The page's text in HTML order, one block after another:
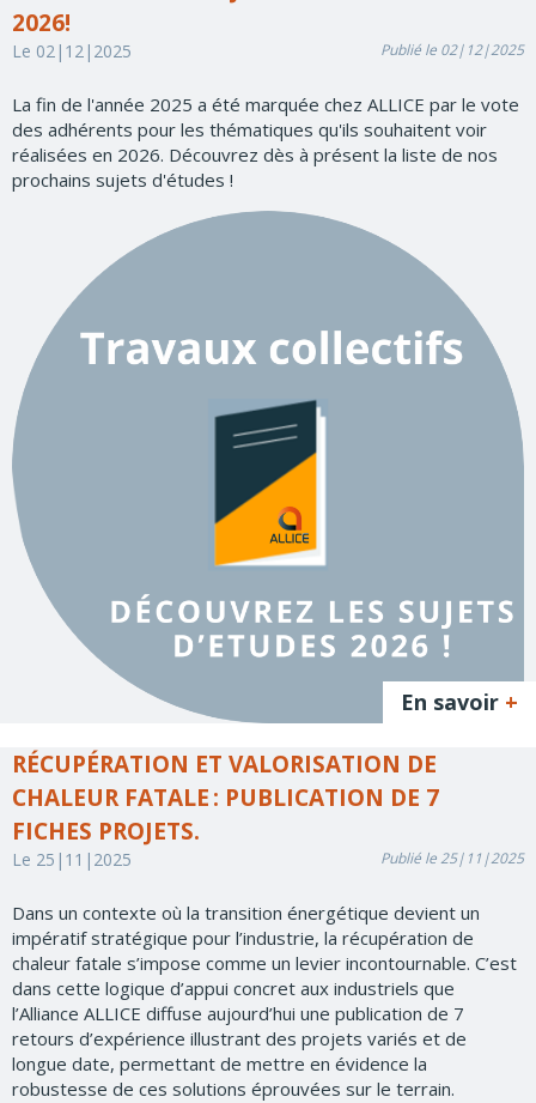
2026!
Le 02|12|2025 Publié le 02|12|2025
La fin de l'année 2025 a été marquée chez ALLICE par le vote
des adhérents pour les thématiques qu'ils souhaitent voir
réalisées en 2026. Découvrez dès à présent la liste de nos
prochains sujets d'études !
En savoir +
RÉCUPÉRATION ET VALORISATION DE
CHALEUR FATALE : PUBLICATION DE 7
FICHES PROJETS.
Le 25|11|2025 Publié le 25|11|2025
Dans un contexte où la transition énergétique devient un
impératif stratégique pour l’industrie, la récupération de
chaleur fatale s’impose comme un levier incontournable. C’est
dans cette logique d’appui concret aux industriels que
l’Alliance ALLICE diffuse aujourd’hui une publication de 7
retours d’expérience illustrant des projets variés et de
longue date, permettant de mettre en évidence la
robustesse de ces solutions éprouvées sur le terrain.